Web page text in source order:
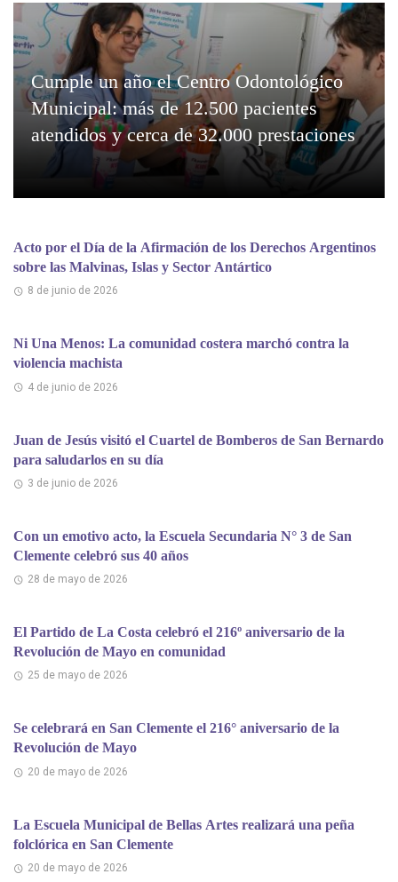
Cumple un año el Centro Odontológico
Municipal: más de 12.500 pacientes
atendidos y cerca de 32.000 prestaciones
Acto por el Día de la Afirmación de los Derechos Argentinos
sobre las Malvinas, Islas y Sector Antártico
8 de junio de 2026
Ni Una Menos: La comunidad costera marchó contra la
violencia machista
4 de junio de 2026
Juan de Jesús visitó el Cuartel de Bomberos de San Bernardo
para saludarlos en su día
3 de junio de 2026
Con un emotivo acto, la Escuela Secundaria N° 3 de San
Clemente celebró sus 40 años
28 de mayo de 2026
El Partido de La Costa celebró el 216º aniversario de la
Revolución de Mayo en comunidad
25 de mayo de 2026
Se celebrará en San Clemente el 216° aniversario de la
Revolución de Mayo
20 de mayo de 2026
La Escuela Municipal de Bellas Artes realizará una peña
folclórica en San Clemente
20 de mayo de 2026